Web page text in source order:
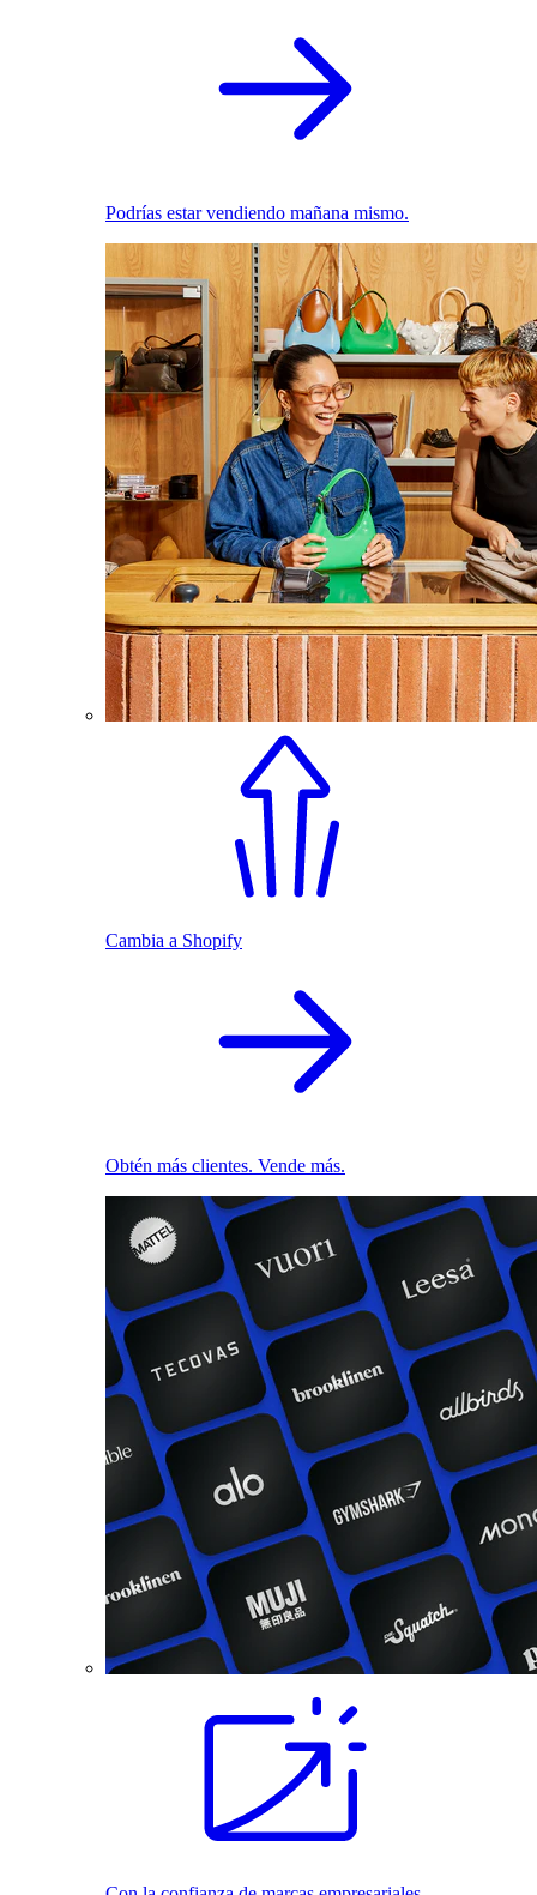
Podrías estar vendiendo mañana mismo.
Cambia a Shopify
Obtén más clientes. Vende más.